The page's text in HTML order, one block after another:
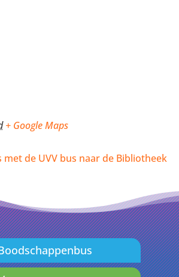
+ Google Maps
met de UVV bus naar de Bibliotheek